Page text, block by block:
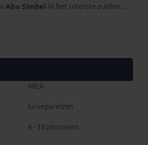
Abu Simbel in het uiterste zuiden
monumenten komen aan
het oude Egypte!
MEA
Groepsreizen
6 - 18 personen